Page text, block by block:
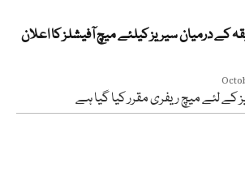
کے درمیان سیریز کیلئے میچ آفیشلز کا اعلان
کے لئے میچ ریفری مقرر کیا گیا ہے